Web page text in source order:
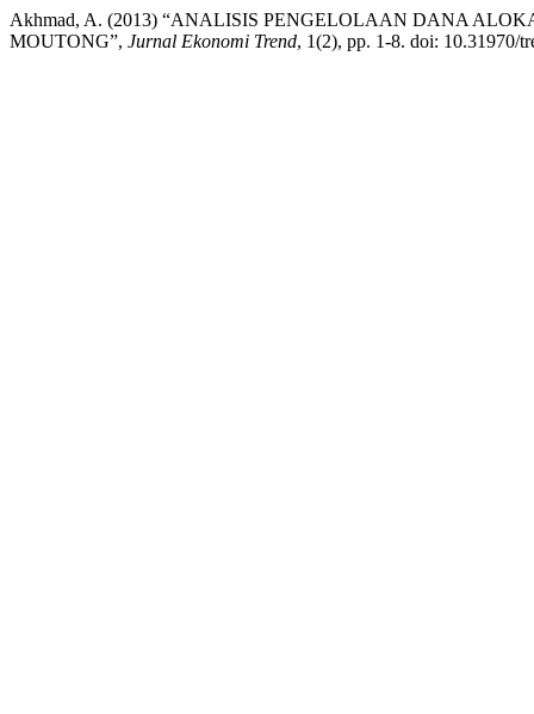
Akhmad, A. (2013) “ANALISIS PENGELOLAAN DANA
MOUTONG”, Jurnal Ekonomi Trend, 1(2), pp. 1-8. doi: 10.31970/